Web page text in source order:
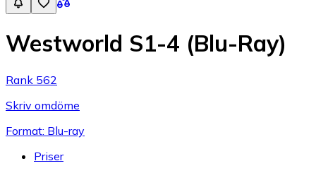
Westworld S1-4 (Blu-Ray)
Rank 562
Skriv omdöme
Format: Blu-ray
Priser